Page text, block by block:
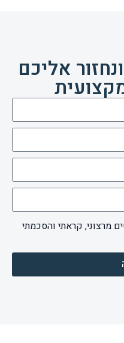
אליכם
מרצוני, קראתי והסכמתי